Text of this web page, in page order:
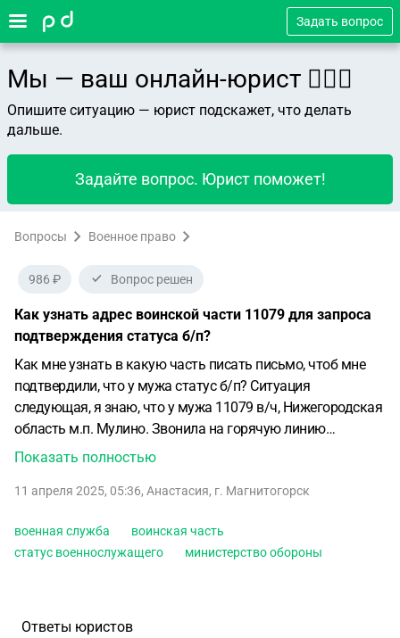
Задать вопрос
Мы — ваш онлайн-юрист 👨🏻‍⚖️
Опишите ситуацию — юрист подскажет, что делать
дальше.
Задайте вопрос. Юрист поможет!
Вопросы Военное право
986 ₽ Вопрос решен
Как узнать адрес воинской части 11079 для запроса
подтверждения статуса б/п?
Как мне узнать в какую часть писать письмо, чтоб мне
подтвердили, что у мужа статус б/п? Ситуация
следующая, я знаю, что у мужа 11079 в/ч, Нижегородская
область м.п. Мулино. Звонила на горячую линию
Министерства Обороны, там мне сказали, что у мужа
где не могу, где-то в интернете пишут, что это
был, когда только подписал контракт больше года
назад), кто-то говорит что в Мулино тоже она есть, в
подтвердил статус
Показать полностью
11 апреля 2025, 05:36, Анастасия, г. Магнитогорск
военная служба
воинская часть
статус военнослужащего
министерство обороны
Ответы юристов